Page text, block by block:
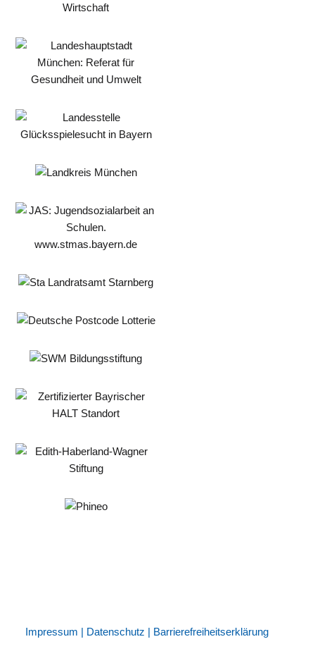
Impressum | Datenschutz | Barrierefreiheitserklärung